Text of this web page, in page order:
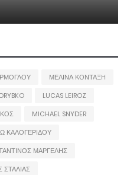
ΜΕΛΙΝΑ ΚΟΝΤΑΞΗ
LUCAS LEIROZ
MICHAEL SNYDER
ΚΑΛΟΓΕΡΙΔΟΥ
ΜΑΡΓΕΛΗΣ